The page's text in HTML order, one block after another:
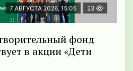
7 АВГУСТА 2026, 15:05 23
фонд
в акции «Дети